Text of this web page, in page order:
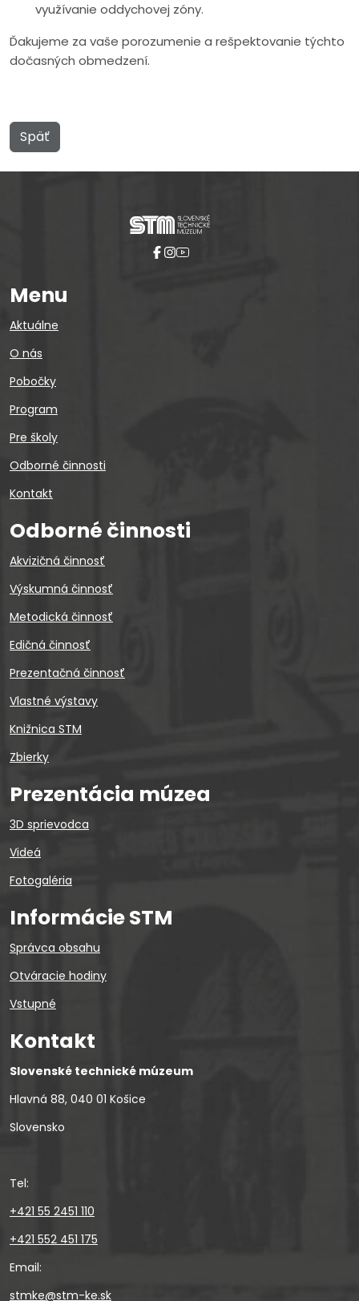
využívanie oddychovej zóny.
Ďakujeme za vaše porozumenie a rešpektovanie týchto
dočasných obmedzení.
Späť
Menu
Aktuálne
O nás
Pobočky
Program
Pre školy
Odborné činnosti
Kontakt
Odborné činnosti
Akvizičná činnosť
Výskumná činnosť
Metodická činnosť
Edičná činnosť
Prezentačná činnosť
Vlastné výstavy
Knižnica STM
Zbierky
Prezentácia múzea
3D sprievodca
Videá
Fotogaléria
Informácie STM
Správca obsahu
Otváracie hodiny
Vstupné
Kontakt
Slovenské technické múzeum
Hlavná 88, 040 01 Košice
Slovensko
Tel:
+421 55 2451 110
+421 552 451 175
Email:
stmke@stm-ke.sk